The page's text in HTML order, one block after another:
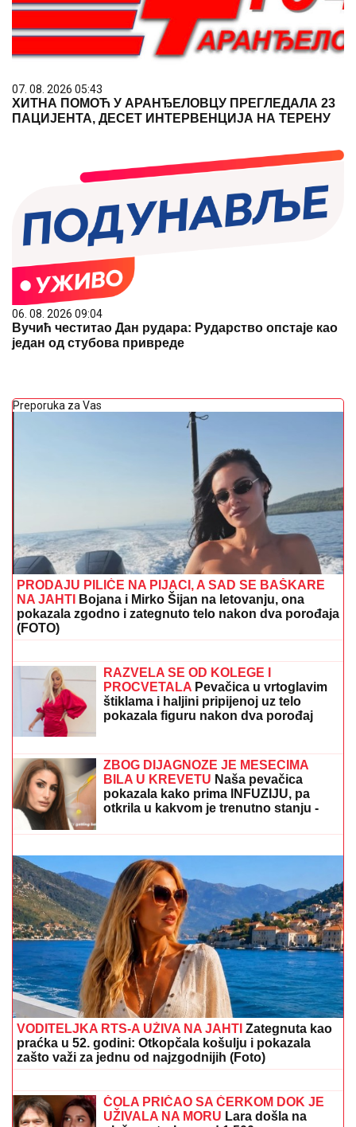
07. 08. 2026 05:43
ХИТНА ПОМОЋ У АРАНЂЕЛОВЦУ ПРЕГЛЕДАЛА 23
ПАЦИЈЕНТА, ДЕСЕТ ИНТЕРВЕНЦИЈА НА ТЕРЕНУ
06. 08. 2026 09:04
Вучић честитао Дан рудара: Рударство опстаје као
један од стубова привреде
Preporuka za Vas
PRODAJU PILIĆE NA PIJACI, A SAD SE BAŠKARE
NA JAHTI
Bojana i Mirko Šijan na letovanju, ona
pokazala zgodno i zategnuto telo nakon dva porođaja
(FOTO)
IZBORITI SA TIM"Pevačica zbog
unuka sa autizmom otišla da živi na
selo, pa morala da donese najtežu
odluku: "Postao je agresivan"
štiklama i haljini pripijenoj uz telo
pokazala figuru nakon dva porođaj
(Foto)
SNIMA SE DOK NAMEŠTA KUPAĆI, MUŠKARCIMA
NIJE DOBRO!Prezgodna Srpkinja (41) podigla donji
deo bikinija, od oblina se muti um: "Uspostavila
kontakt sa telom" (FOTO)
ZBOG DIJAGNOZE JE MESECIMA
BILA U KREVETUNaša pevačica
pokazala kako prima INFUZIJU, pa
ovih dana prodaje i kuću
EVO KAKO SE BRANI VOZAČ